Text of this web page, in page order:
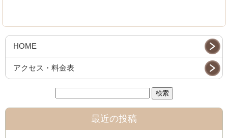
HOME
アクセス・料金表
最近の投稿